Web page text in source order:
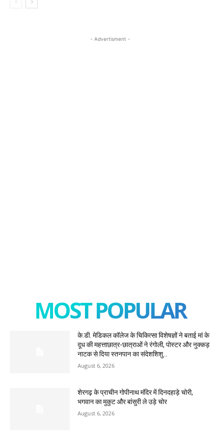
- Advertisment -
MOST POPULAR
के.डी. मेडिकल कॉलेज के चिकित्सा विशेषज्ञों ने बताई मां के
दूध की महत्ताछात्र-छात्राओं ने रंगोली, पोस्टर और नुक्कड़
नाटक से दिया स्तनपान का संदेशशिशु...
August 6, 2026
शेरगढ़ के प्राचीन गोपीनाथ मंदिर में दिनदहाड़े चोरी,
भगवान का मुकुट और बांसुरी ले उड़े चोर
August 6, 2026